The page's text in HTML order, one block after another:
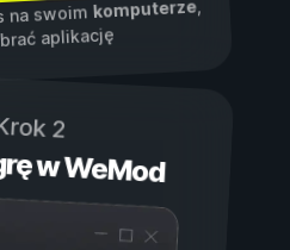
na swoim komputerze,
aplikację
2
w WeMod